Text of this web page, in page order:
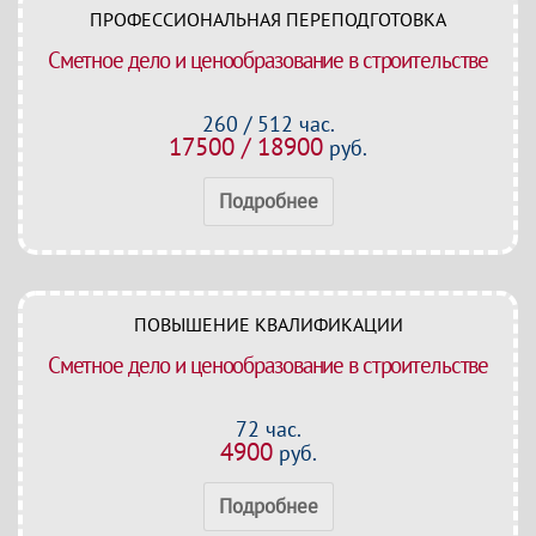
ПРОФЕССИОНАЛЬНАЯ ПЕРЕПОДГОТОВКА
Сметное дело и ценообразование в строительстве
260 / 512 час.
17500 / 18900 руб.
Подробнее
ПОВЫШЕНИЕ КВАЛИФИКАЦИИ
Сметное дело и ценообразование в строительстве
72 час.
4900руб.
Подробнее